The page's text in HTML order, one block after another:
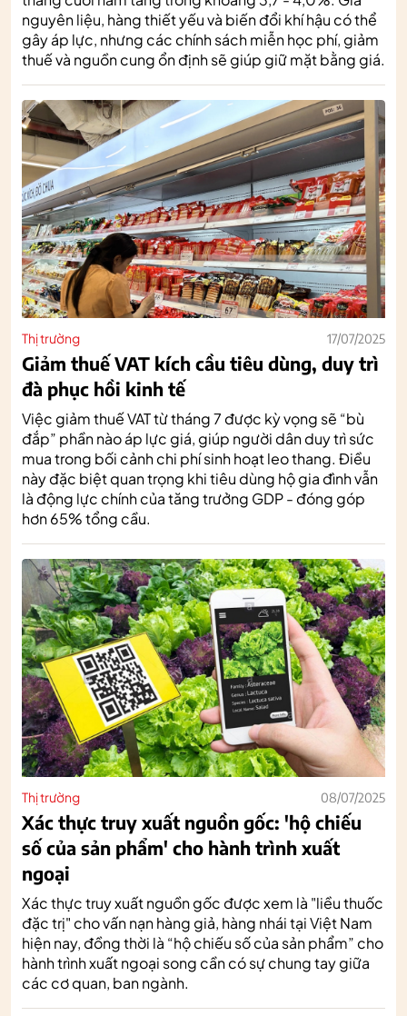
nguyên liệu, hàng thiết yếu và biến đổi khí hậu có thể
gây áp lực, nhưng các chính sách miễn học phí, giảm
thuế và nguồn cung ổn định sẽ giúp giữ mặt bằng giá.
Thị trường 17/07/2025
Giảm thuế VAT kích cầu tiêu dùng, duy trì
đà phục hồi kinh tế
Việc giảm thuế VAT từ tháng 7 được kỳ vọng sẽ “bù
đắp” phần nào áp lực giá, giúp người dân duy trì sức
mua trong bối cảnh chi phí sinh hoạt leo thang. Điều
này đặc biệt quan trọng khi tiêu dùng hộ gia đình vẫn
là động lực chính của tăng trưởng GDP - đóng góp
hơn 65% tổng cầu.
Thị trường 08/07/2025
Xác thực truy xuất nguồn gốc: 'hộ chiếu
số của sản phẩm' cho hành trình xuất
ngoại
Xác thực truy xuất nguồn gốc được xem là "liều thuốc
đặc trị" cho vấn nạn hàng giả, hàng nhái tại Việt Nam
hiện nay, đồng thời là “hộ chiếu số của sản phẩm” cho
hành trình xuất ngoại song cần có sự chung tay giữa
các cơ quan, ban ngành.